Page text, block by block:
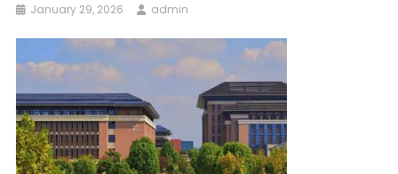
January 29, 2026 admin